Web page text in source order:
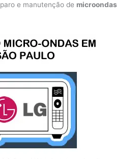
e manutenção de microondas